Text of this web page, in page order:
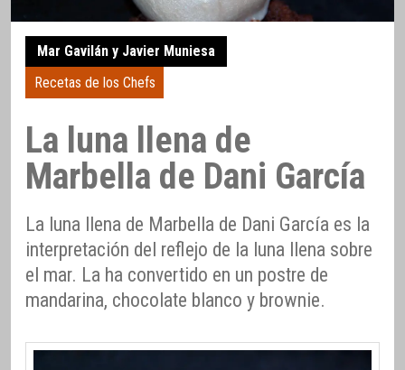
Mar Gavilán y Javier Muniesa
Recetas de los Chefs
La luna llena de
Marbella de Dani García
La luna llena de Marbella de Dani García es la
interpretación del reflejo de la luna llena sobre
el mar. La ha convertido en un postre de
mandarina, chocolate blanco y brownie.